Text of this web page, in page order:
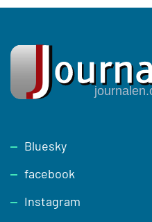
Footer
Bluesky
facebook
Instagram